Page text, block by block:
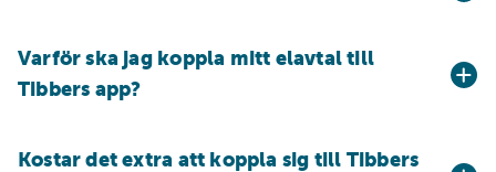
Varför ska jag koppla mitt elavtal till
Tibbers app?
Kostar det extra att koppla sig till Tibbers